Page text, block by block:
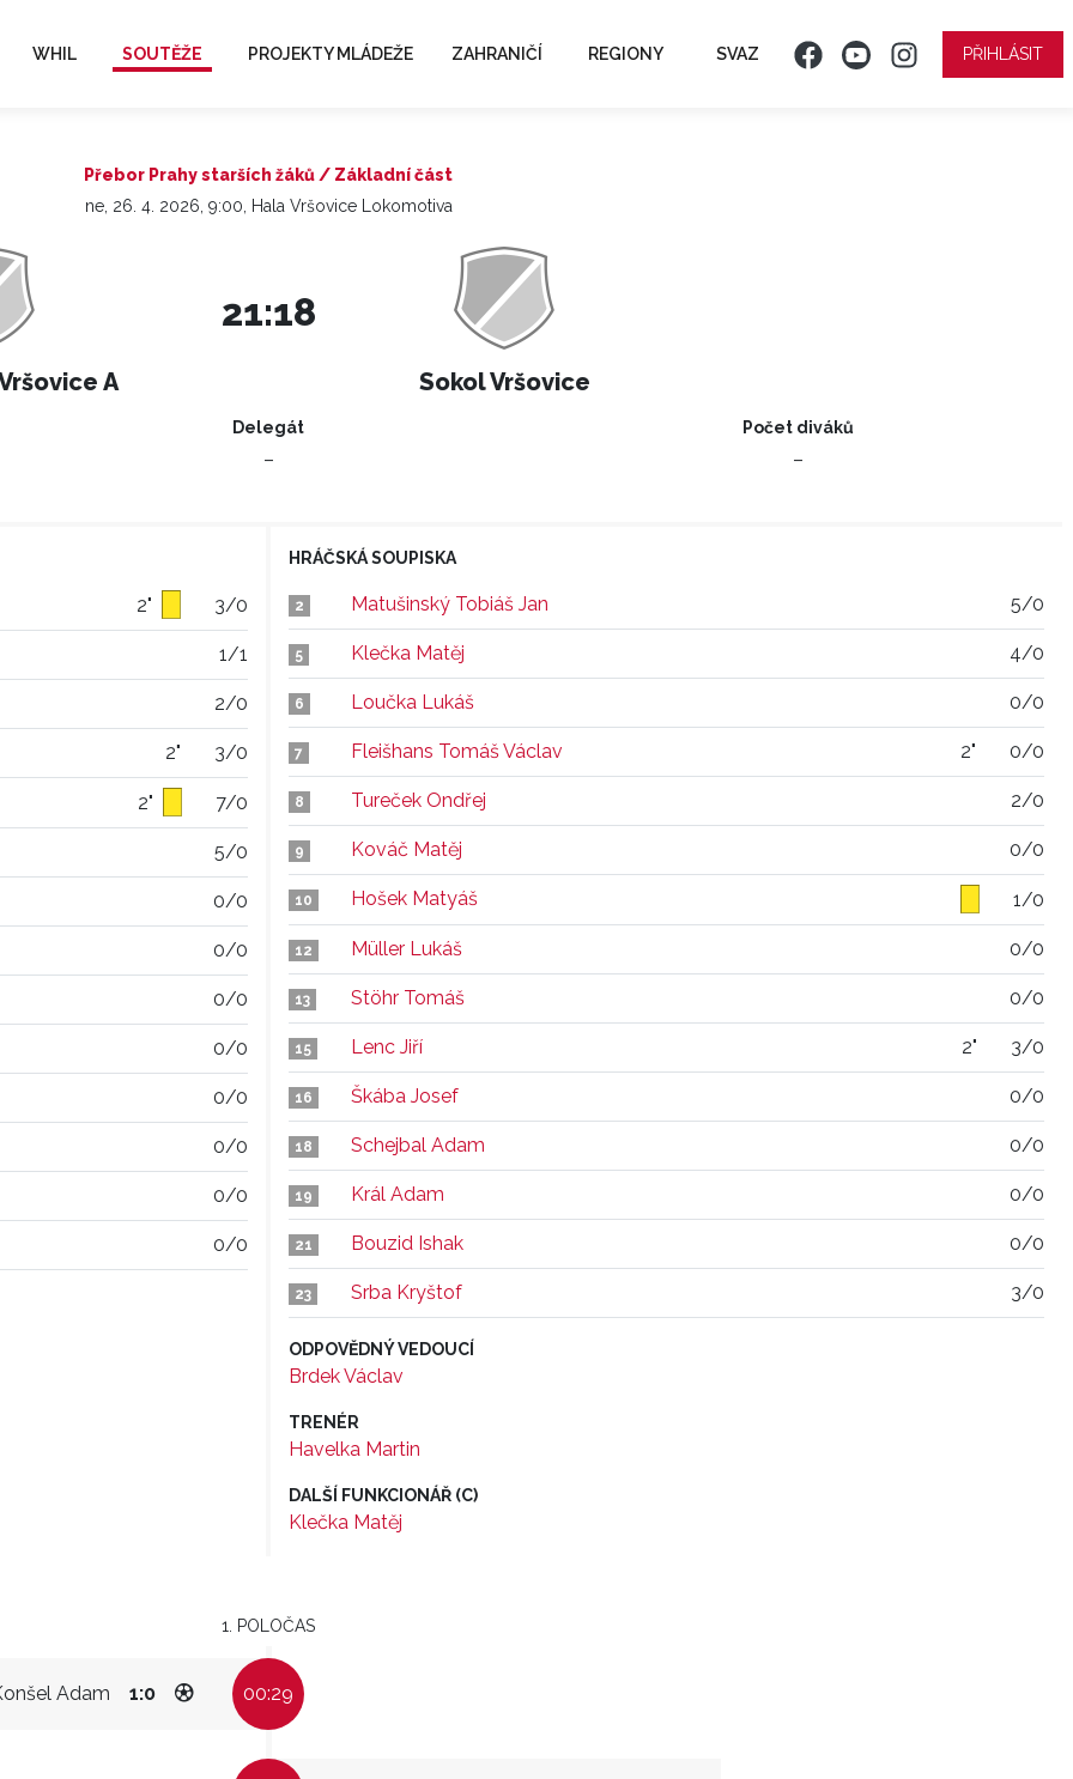
WHIL SOUTĚŽE PROJEKTY MLÁDEŽE ZAHRANIČÍ REGIONY SVAZ PŘIHLÁSIT
Přebor Prahy starších žáků / Základní část
ne, 26. 4. 2026, 9:00, Hala Vršovice Lokomotiva
A
21:18
Sokol Vršovice
Delegát
–
Počet diváků
–
2" 3/0
1/1
2/0
2" 3/0
2" 7/0
5/0
0/0
0/0
0/0
0/0
0/0
0/0
0/0
0/0
HRÁČSKÁ SOUPISKA
2 Matušinský Tobiáš Jan 5/0
5 Klečka Matěj 4/0
6 Loučka Lukáš 0/0
7 Fleišhans Tomáš Václav 2" 0/0
8 Tureček Ondřej 2/0
9 Kováč Matěj 0/0
10 Hošek Matyáš 1/0
12 Müller Lukáš 0/0
13 Stöhr Tomáš 0/0
15 Lenc Jiří 2" 3/0
16 Škába Josef 0/0
18 Schejbal Adam 0/0
19 Král Adam 0/0
21 Bouzid Ishak 0/0
23 Srba Kryštof 3/0
ODPOVĚDNÝ VEDOUCÍ
Brdek Václav
TRENÉR
Havelka Martin
DALŠÍ FUNKCIONÁŘ (C)
Klečka Matěj
1. POLOČAS
Adam 1:0 00:29